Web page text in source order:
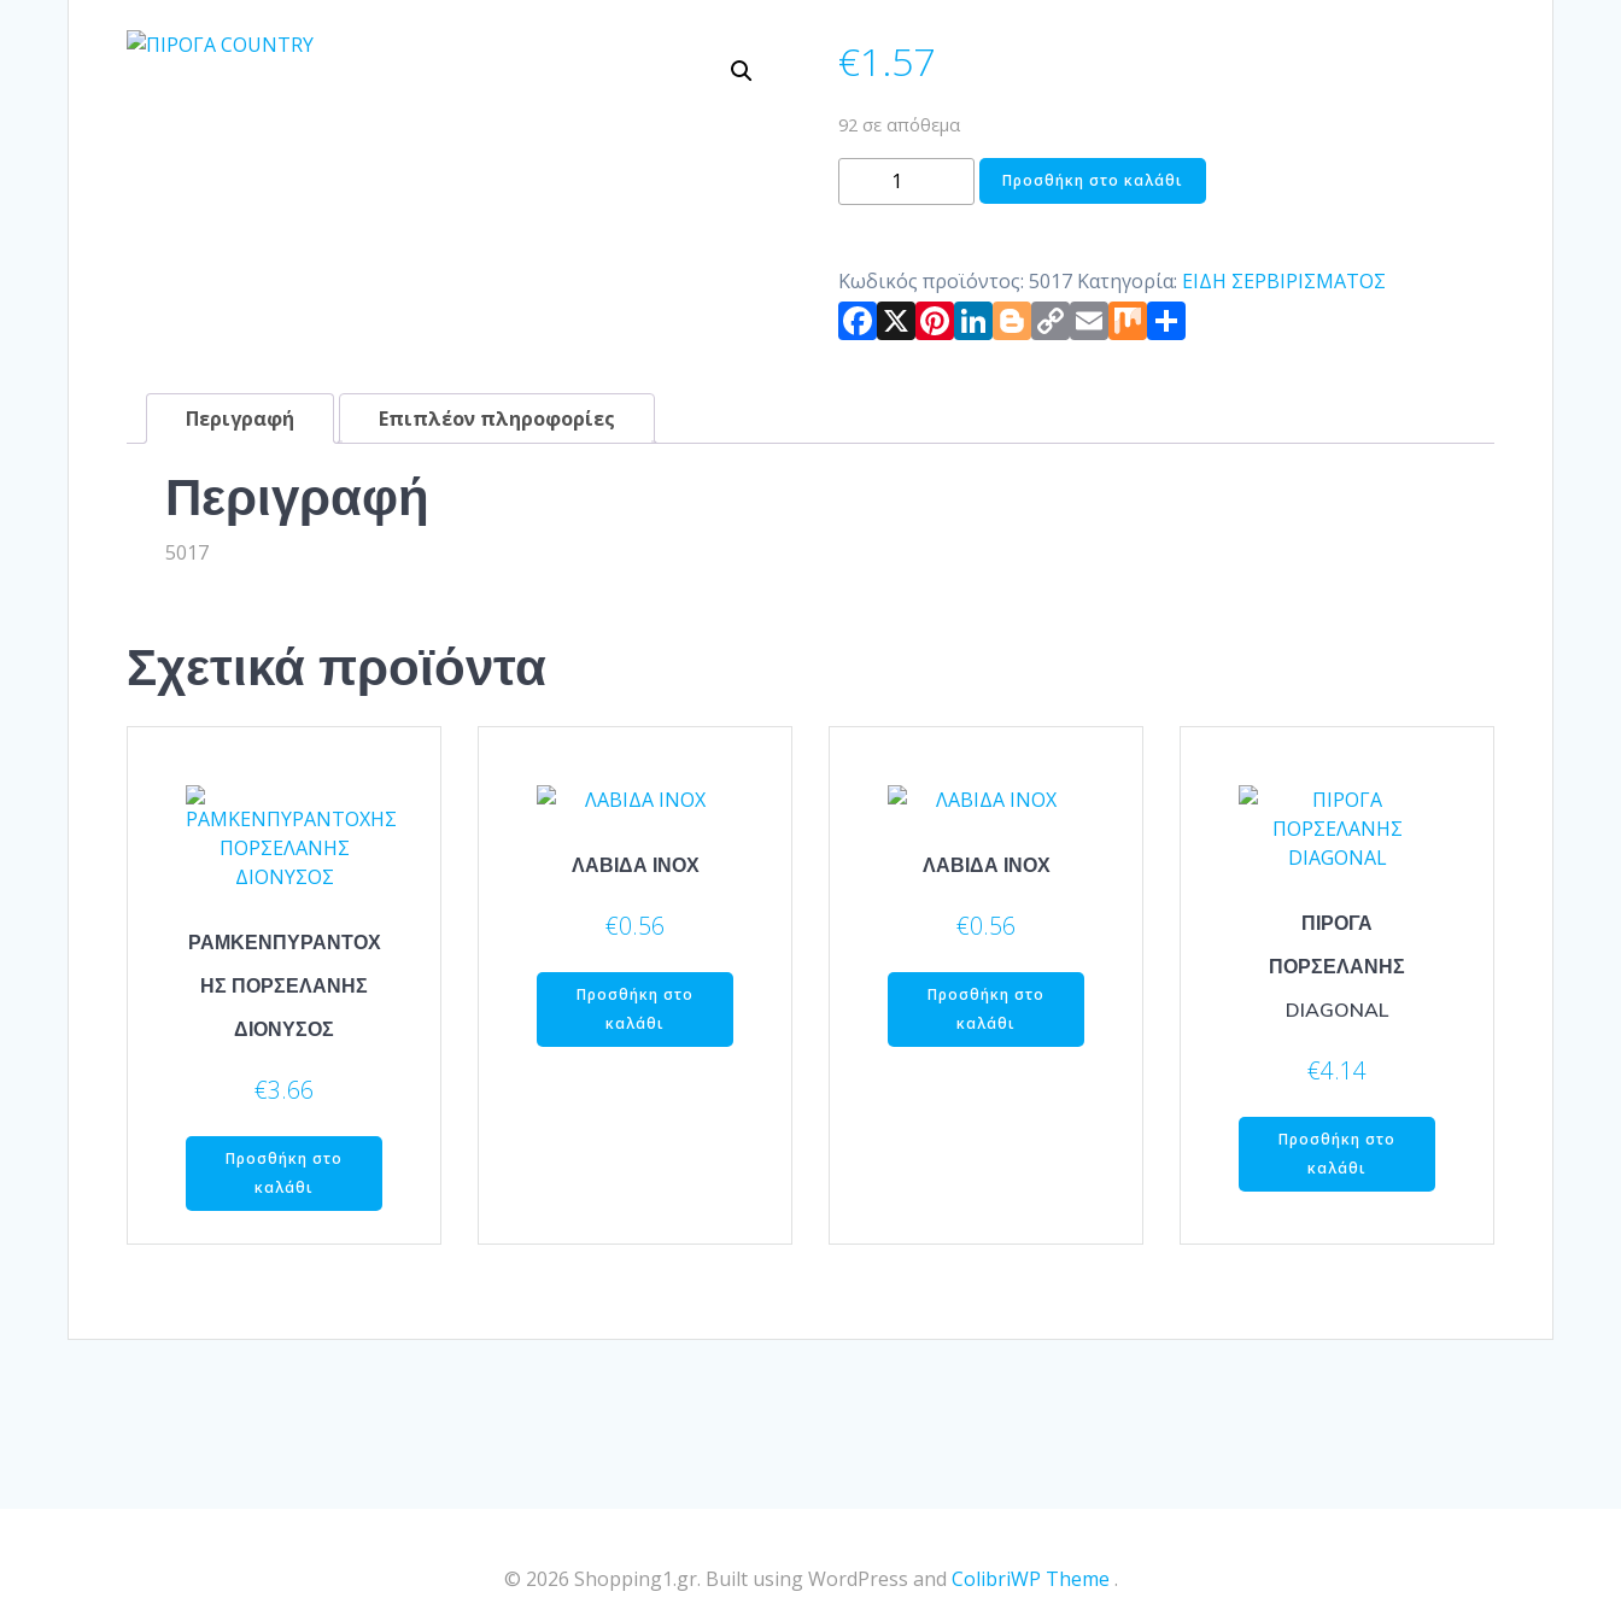
€1.57
92 σε απόθεμα
ΠΙΡΟΓΑ
COUNTRY
Προσθήκη στο καλάθι
Κωδικός προϊόντος: 5017 Κατηγορία: ΕΙΔΗ ΣΕΡΒΙΡΙΣΜΑΤΟΣ
Facebook
X Pinterest
LinkedIn
Blogger
Copy
Link
Email
MixΜοιραστείτε
Περιγραφή Επιπλέον πληροφορίες
Περιγραφή
5017
Σχετικά προϊόντα
ΡΑΜΚΕΝΠΥΡΑΝΤΟΧ
ΗΣ ΠΟΡΣΕΛΑΝΗΣ
ΔΙΟΝΥΣΟΣ
€3.66
Προσθήκη στο
καλάθι
ΛΑΒΙΔΑ ΙΝΟΧ
€0.56
Προσθήκη στο
καλάθι
ΛΑΒΙΔΑ ΙΝΟΧ
€0.56
Προσθήκη στο
καλάθι
ΠΙΡΟΓΑ
ΠΟΡΣΕΛΑΝΗΣ
DIAGONAL
€4.14
Προσθήκη στο
καλάθι
© 2026 Shopping1.gr. Built using WordPress and ColibriWP Theme .